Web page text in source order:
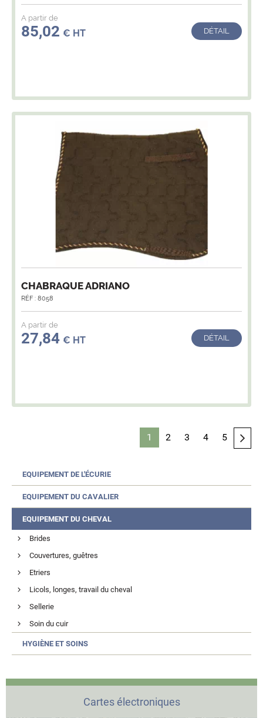
A partir de
85,02 € HT DÉTAIL
CHABRAQUE ADRIANO
RÉF : 8058
A partir de
27,84 € HT DÉTAIL
1 2 3 4 5
EQUIPEMENT DE L'ÉCURIE
EQUIPEMENT DU CAVALIER
EQUIPEMENT DU CHEVAL
Brides
Couvertures, guêtres
Etriers
Licols, longes, travail du cheval
Sellerie
Soin du cuir
HYGIÈNE ET SOINS
Cartes électroniques